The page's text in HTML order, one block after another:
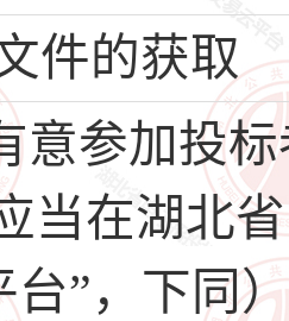
件的获取
意参加投
当在湖北
台”，下同